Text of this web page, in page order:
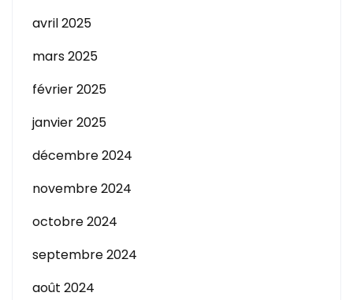
avril 2025
mars 2025
février 2025
janvier 2025
décembre 2024
novembre 2024
octobre 2024
septembre 2024
août 2024